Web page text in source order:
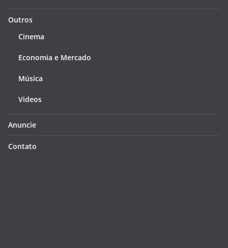
Outros
Cinema
Economia e Mercado
Música
Videos
Anuncie
Contato